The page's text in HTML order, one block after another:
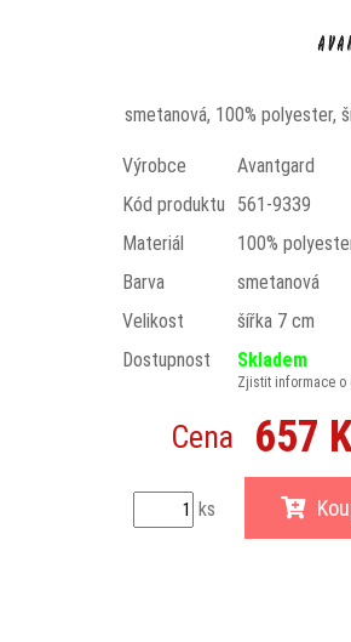
smetanová, 100% polyester,
Výrobce
Avantgard
Kód produktu
561-9339
Materiál
100%
Barva
smetanová
Velikost
šířka 7 cm
Dostupnost
Skladem
Zjistit informace o
Cena 657
ks